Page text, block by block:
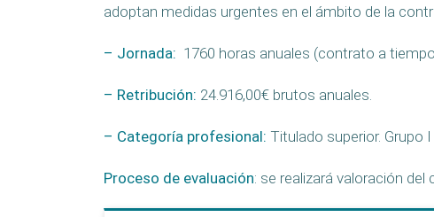
adoptan medidas urgentes en el ámbito de la
– Jornada: 1760 horas anuales (contrato a
– Retribución: 24.916,00€ brutos anuales.
– Categoría profesional: Titulado superior. Grupo I
Proceso de evaluación: se realizará valoración